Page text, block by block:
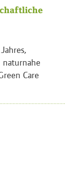
naturnahe
Care